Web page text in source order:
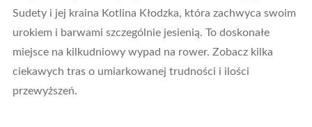
Sudety i jej kraina Kotlina Kłodzka, która zachwyca swoim
urokiem i barwami szczególnie jesienią. To doskonałe
miejsce na kilkudniowy wypad na rower. Zobacz kilka
ciekawych tras o umiarkowanej trudności i ilości
przewyższeń.